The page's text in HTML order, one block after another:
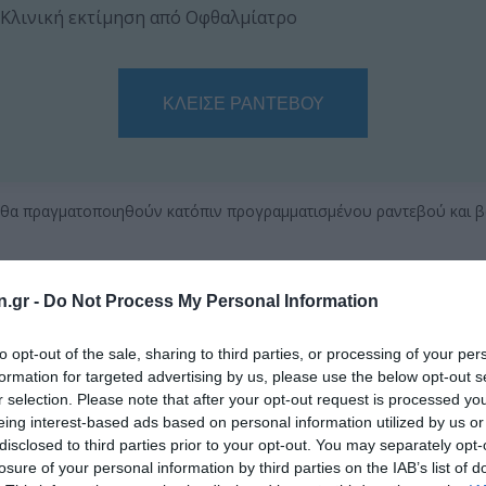
- Do Not Process My Personal Information
opt-out of the sale, sharing to third parties, or processing of your
for targeted advertising by us, please use the below opt-out
selection. Please note that after your opt-out request is processed
interest-based ads based on personal information utilized by us
to third parties prior to your opt-out. You may separately
of your personal information by third parties on the IAB’s list of
Κλινική εκτίμηση από Οφθαλμίατρο
ΚΛΕΙΣΕ ΡΑΝΤΕΒΟΥ
πραγματοποιηθούν κατόπιν προγραμματισμένου ραντεβού και
video
οφθαλμικών παθήσεων με κοινό χαρακτηριστικό
είναι η αυξημένη πίεση του οφθαλμού